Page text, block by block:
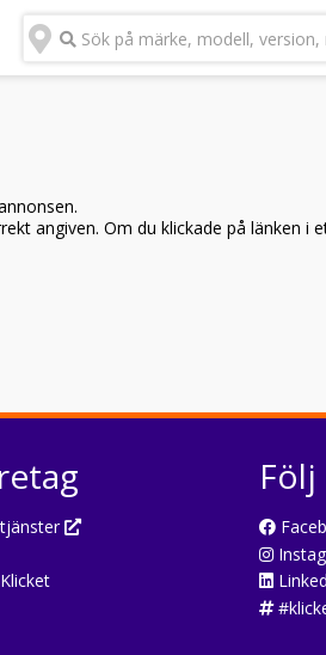
Sök på märke, modell,
angiven. Om du klickade på länken i
Följ